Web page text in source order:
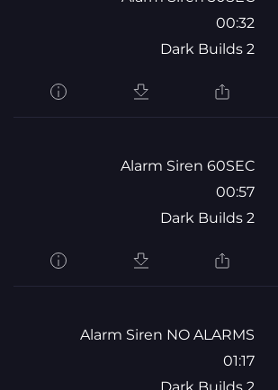
00:32
Dark Builds 2
Alarm Siren 60SEC
00:57
Dark Builds 2
Alarm Siren NO ALARMS
01:17
Dark Builds 2